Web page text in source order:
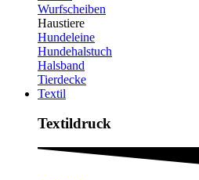
Wurfscheiben
Haustiere
Hundeleine
Hundehalstuch
Halsband
Tierdecke
Textil
Textildruck​